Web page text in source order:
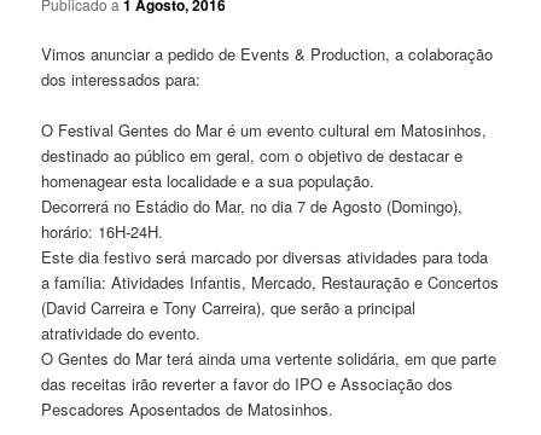
1 Agosto, 2016
Vimos anunciar a pedido de Events & Production, a colaboração
dos interessados para:
O Festival Gentes do Mar é um evento cultural em Matosinhos,
destinado ao público em geral, com o objetivo de destacar e
homenagear esta localidade e a sua população.
Decorrerá no Estádio do Mar, no dia 7 de Agosto (Domingo),
horário: 16H-24H.
Este dia festivo será marcado por diversas atividades para toda
a família: Atividades Infantis, Mercado, Restauração e Concertos
(David Carreira e Tony Carreira), que serão a principal
atratividade do evento.
O Gentes do Mar terá ainda uma vertente solidária, em que parte
das receitas irão reverter a favor do IPO e Associação dos
Pescadores Aposentados de Matosinhos.